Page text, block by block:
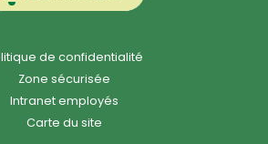
de confidentialité
Zone sécurisée
Intranet employés
Carte du site